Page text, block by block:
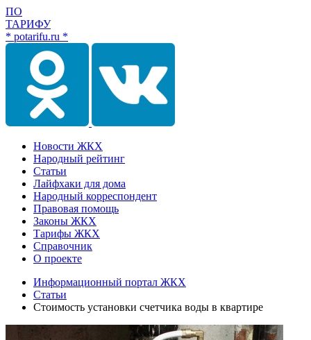
ПО
ТАРИФУ
* potarifu.ru *
Новости ЖКХ
Народный рейтинг
Статьи
Лайфхаки для дома
Народный корреспондент
Правовая помощь
Законы ЖКХ
Тарифы ЖКХ
Справочник
О проекте
Информационный портал ЖКХ
Статьи
Стоимость установки счетчика воды в квартире